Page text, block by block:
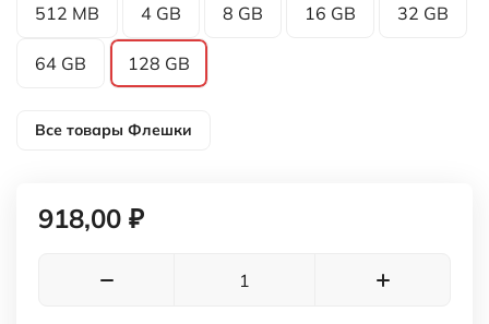
512 MB 4 GB 8 GB 16 GB 32 GB
64 GB 128 GB
Все товары Флешки
918,00 ₽